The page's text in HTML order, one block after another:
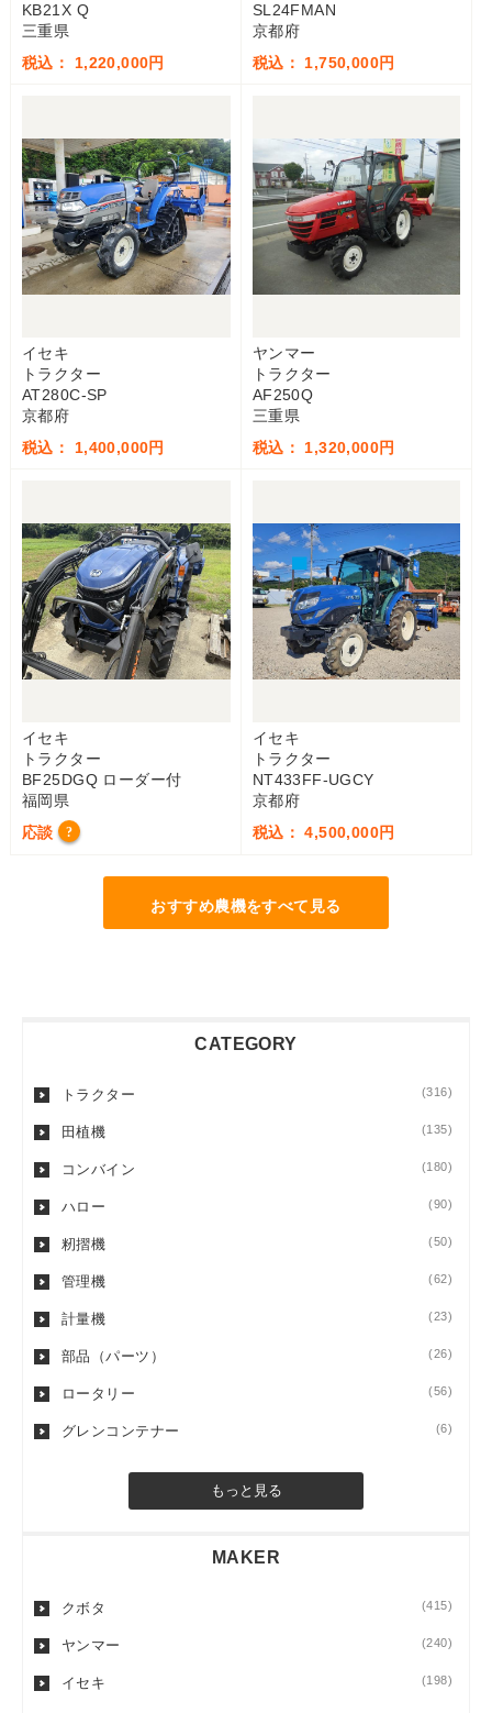
KB21X Q
三重県
税込： 1,220,000円
SL24FMAN
京都府
税込： 1,750,000円
イセキ
トラクター
AT280C-SP
京都府
税込： 1,400,000円
ヤンマー
トラクター
AF250Q
三重県
税込： 1,320,000円
イセキ
トラクター
BF25DGQ ローダー付
福岡県
応談
?
イセキ
トラクター
NT433FF-UGCY
京都府
税込： 4,500,000円
おすすめ農機をすべて見る
CATEGORY
トラクター (316)
田植機 (135)
コンバイン (180)
ハロー (90)
籾摺機 (50)
管理機 (62)
計量機 (23)
部品（パーツ） (26)
ロータリー (56)
グレンコンテナー (6)
もっと見る
MAKER
クボタ (415)
ヤンマー (240)
イセキ (198)